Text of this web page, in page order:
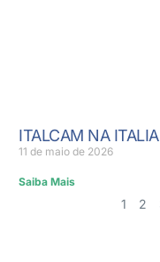
ITALCAM NA ITALIA
11 de maio de 2026
Saiba Mais
1 2